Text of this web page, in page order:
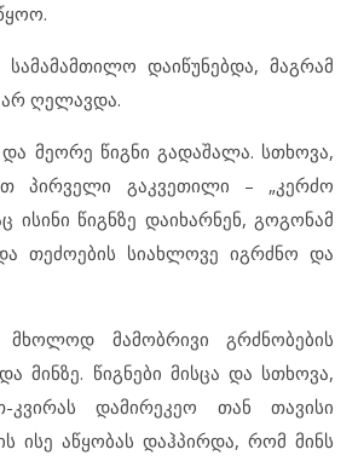
დაიწუნებდა, მაგრამ
ღელავდა.
და მეორე წიგნი გადაშალა. სთხოვა,
პირველი გაკვეთილი – „კერძო
ისინი წიგნზე დაიხარნენ, გოგონამ
თეძოების სიახლოვე იგრძნო და
მხოლოდ მამობრივი გრძნობების
მინზე. წიგნები მისცა და სთხოვა,
კვირას დამირეკეო თან თავისი
ისე აწყობას დაჰპირდა, რომ მინს